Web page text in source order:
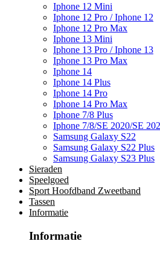
Iphone 12 Mini
Iphone 12 Pro / Iphone 12
Iphone 12 Pro Max
Iphone 13 Mini
Iphone 13 Pro / Iphone 13
Iphone 13 Pro Max
Iphone 14
Iphone 14 Plus
Iphone 14 Pro
Iphone 14 Pro Max
Iphone 7/8 Plus
Iphone 7/8/SE 2020/SE
Samsung Galaxy S22
Samsung Galaxy S22 Plus
Samsung Galaxy S23 Plus
Sieraden
Speelgoed
Sport Hoofdband Zweetband
Tassen
Informatie
Informatie